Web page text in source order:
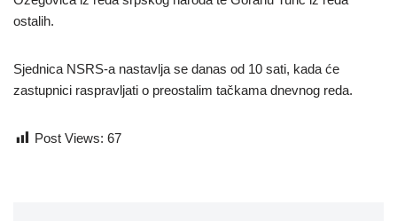
ostalih.
Sjednica NSRS-a nastavlja se danas od 10 sati, kada će
zastupnici raspravljati o preostalim tačkama dnevnog reda.
Post Views: 67